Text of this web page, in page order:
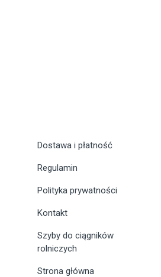
Dostawa i płatność
Regulamin
Polityka prywatności
Kontakt
Szyby do ciągników
rolniczych
Strona główna